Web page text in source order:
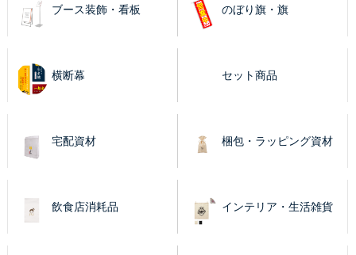
ブース装飾・看板 のぼり旗・旗
横断幕 セット商品
宅配資材 梱包・ラッピング資材
飲食店消耗品 インテリア・生活雑貨